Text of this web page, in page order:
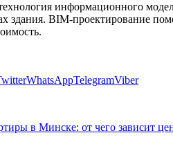
информационного
здания. BIM-проектирование
WhatsAppTelegramViber
в Минске: от чего зависит